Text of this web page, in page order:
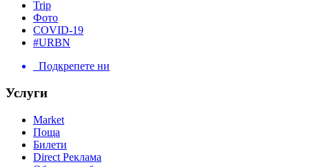
Trip
Фото
COVID-19
#URBN
Подкрепете ни
Услуги
Market
Поща
Билети
Direct Реклама